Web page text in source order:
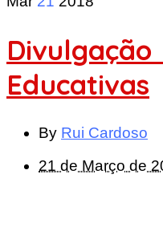
Educativas
By Rui Cardoso
21 de Março de